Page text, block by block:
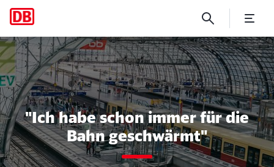
"Ich habe schon immer für
"Ich habe schon immer für die
Bahn geschwärmt"